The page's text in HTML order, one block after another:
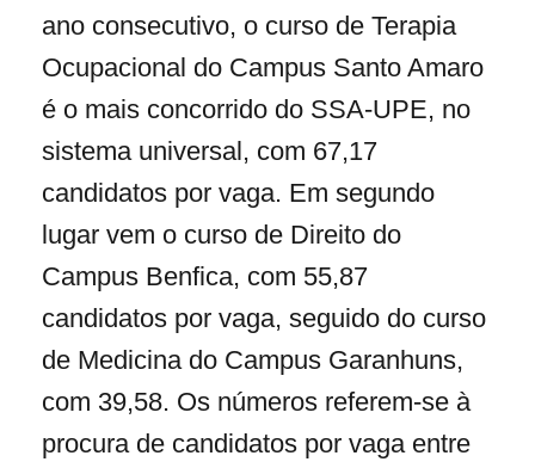
ano consecutivo, o curso de Terapia
Ocupacional do Campus Santo Amaro
é o mais concorrido do SSA-UPE, no
sistema universal, com 67,17
candidatos por vaga. Em segundo
lugar vem o curso de Direito do
Campus Benfica, com 55,87
candidatos por vaga, seguido do curso
de Medicina do Campus Garanhuns,
com 39,58. Os números referem-se à
procura de candidatos por vaga entre